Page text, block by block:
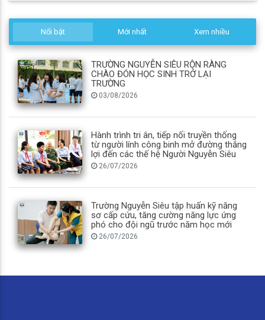
Nổi bật Mới nhất Xem nhiều
TRƯỜNG NGUYỄN SIÊU RỘN RÀNG
CHÀO ĐÓN HỌC SINH TRỞ LẠI
TRƯỜNG
03/08/2026
Hành trình tri ân, tiếp nối truyền thống
từ người lính công binh mở đường thắng
lợi đến các thế hệ Người Nguyễn Siêu
26/07/2026
Trường Nguyễn Siêu tập huấn kỹ năng
sơ cấp cứu, tăng cường năng lực ứng
phó cho đội ngũ trước năm học mới
26/07/2026